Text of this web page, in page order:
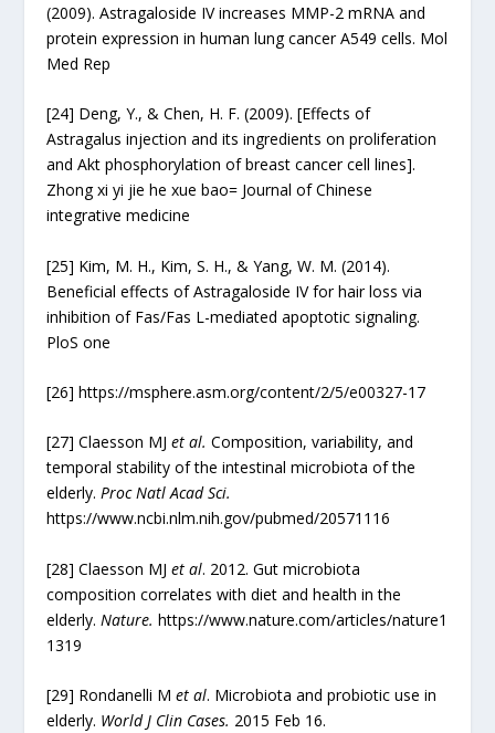
(2009). Astragaloside IV increases MMP-2 mRNA and
protein expression in human lung cancer A549 cells. Mol
Med Rep
[24] Deng, Y., & Chen, H. F. (2009). [Effects of
Astragalus injection and its ingredients on proliferation
and Akt phosphorylation of breast cancer cell lines].
Zhong xi yi jie he xue bao= Journal of Chinese
integrative medicine
[25] Kim, M. H., Kim, S. H., & Yang, W. M. (2014).
Beneficial effects of Astragaloside IV for hair loss via
inhibition of Fas/Fas L-mediated apoptotic signaling.
PloS one
[26] https://msphere.asm.org/content/2/5/e00327-17
[27] Claesson MJet al. Composition, variability, and
temporal stability of the intestinal microbiota of the
elderly.Proc Natl Acad Sci.
https://www.ncbi.nlm.nih.gov/pubmed/20571116
[28] Claesson MJet al. 2012. Gut microbiota
composition correlates with diet and health in the
elderly.Nature. https://www.nature.com/articles/nature1
1319
[29] Rondanelli Met al. Microbiota and probiotic use in
elderly. World J Clin Cases. 2015 Feb 16.